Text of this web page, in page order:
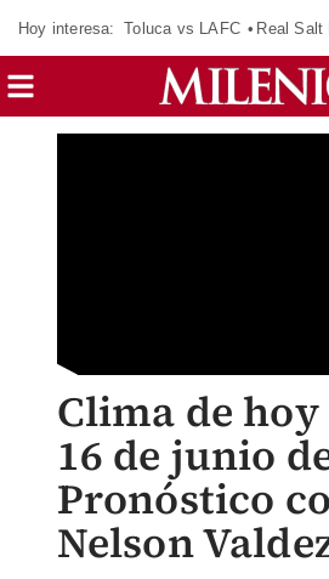
Hoy interesa: Toluca vs LAFC Real Salt
Clima de
16 de junio
Pronóstico
Nelson